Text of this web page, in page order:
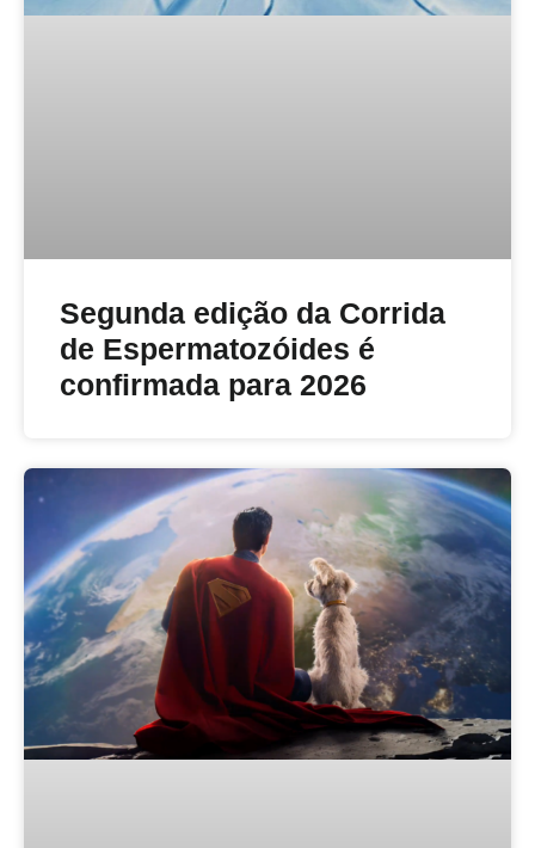
Segunda edição da Corrida
de Espermatozóides é
confirmada para 2026